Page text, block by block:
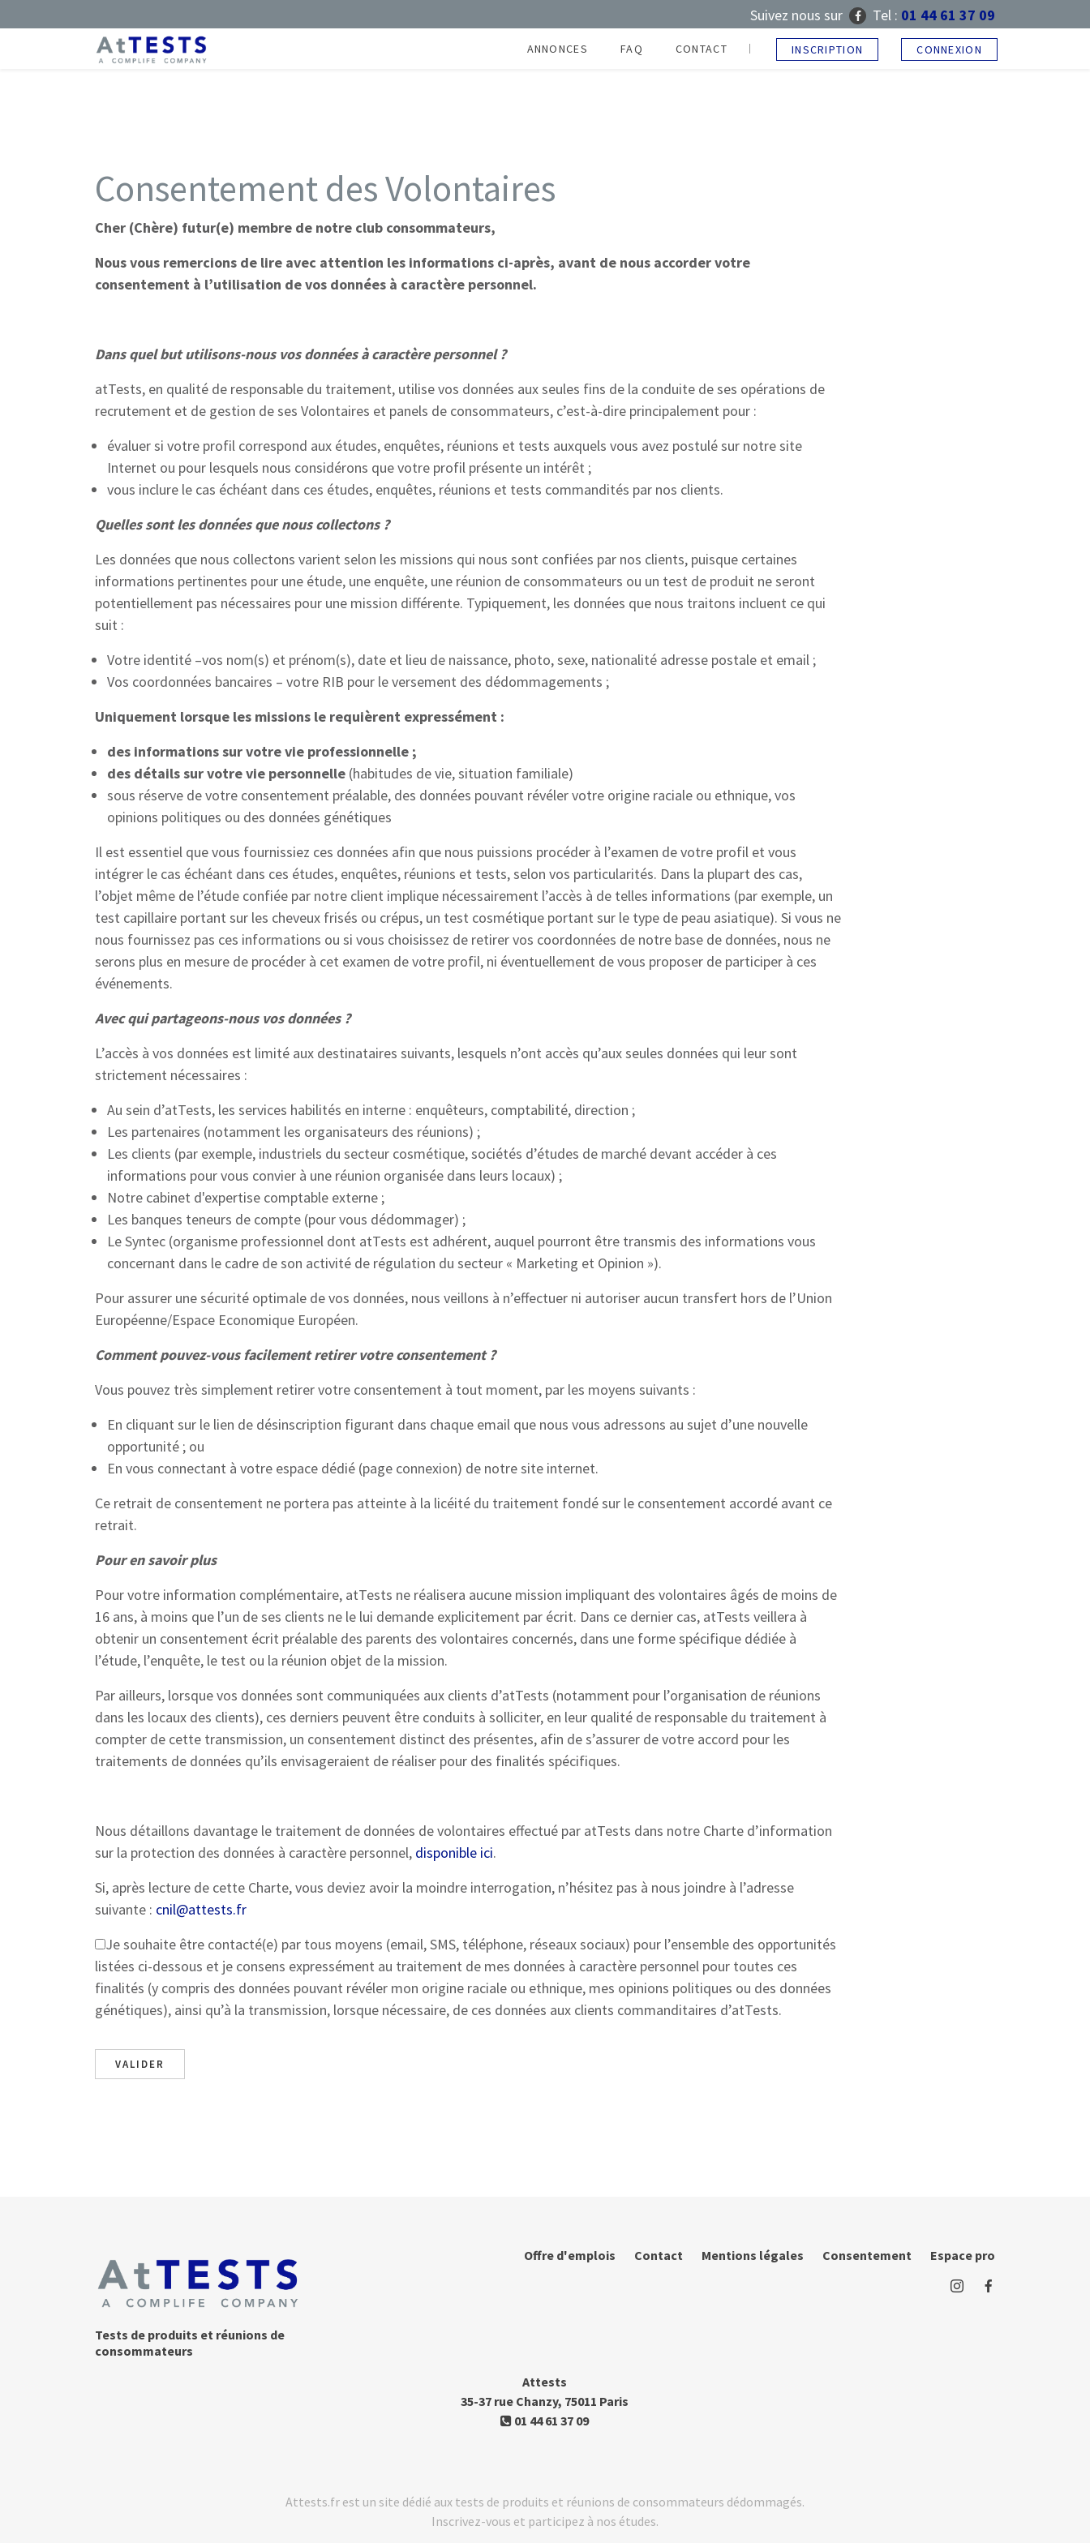
Suivez nous sur Tel : 01 44 61 37 09
INSCRIPTION CONNEXION
ANNONCES FAQ CONTACT
Consentement des Volontaires
Cher (Chère) futur(e) membre de notre club consommateurs,
Nous vous remercions de lire avec attention les informations ci-après, avant de nous accorder votre
consentement à l’utilisation de vos données à caractère personnel.
Dans quel but utilisons-nous vos données à caractère personnel ?
atTests, en qualité de responsable du traitement, utilise vos données aux seules fins de la conduite de ses opérations de
recrutement et de gestion de ses Volontaires et panels de consommateurs, c’est-à-dire principalement pour :
évaluer si votre profil correspond aux études, enquêtes, réunions et tests auxquels vous avez postulé sur notre site
Internet ou pour lesquels nous considérons que votre profil présente un intérêt ;
vous inclure le cas échéant dans ces études, enquêtes, réunions et tests commandités par nos clients.
Quelles sont les données que nous collectons ?
Les données que nous collectons varient selon les missions qui nous sont confiées par nos clients, puisque certaines
informations pertinentes pour une étude, une enquête, une réunion de consommateurs ou un test de produit ne seront
potentiellement pas nécessaires pour une mission différente. Typiquement, les données que nous traitons incluent ce qui
suit :
Votre identité –vos nom(s) et prénom(s), date et lieu de naissance, photo, sexe, nationalité adresse postale et email ;
Vos coordonnées bancaires – votre RIB pour le versement des dédommagements ;
Uniquement lorsque les missions le requièrent expressément :
des informations sur votre vie professionnelle ;
des détails sur votre vie personnelle (habitudes de vie, situation familiale)
sous réserve de votre consentement préalable, des données pouvant révéler votre origine raciale ou ethnique, vos
opinions politiques ou des données génétiques
Il est essentiel que vous fournissiez ces données afin que nous puissions procéder à l’examen de votre profil et vous
intégrer le cas échéant dans ces études, enquêtes, réunions et tests, selon vos particularités. Dans la plupart des cas,
l’objet même de l’étude confiée par notre client implique nécessairement l’accès à de telles informations (par exemple, un
test capillaire portant sur les cheveux frisés ou crépus, un test cosmétique portant sur le type de peau asiatique). Si vous ne
nous fournissez pas ces informations ou si vous choisissez de retirer vos coordonnées de notre base de données, nous ne
serons plus en mesure de procéder à cet examen de votre profil, ni éventuellement de vous proposer de participer à ces
événements.
Avec qui partageons-nous vos données ?
L’accès à vos données est limité aux destinataires suivants, lesquels n’ont accès qu’aux seules données qui leur sont
strictement nécessaires :
Au sein d’atTests, les services habilités en interne : enquêteurs, comptabilité, direction ;
Les partenaires (notamment les organisateurs des réunions) ;
Les clients (par exemple, industriels du secteur cosmétique, sociétés d’études de marché devant accéder à ces
informations pour vous convier à une réunion organisée dans leurs locaux) ;
Notre cabinet d'expertise comptable externe ;
Les banques teneurs de compte (pour vous dédommager) ;
Le Syntec (organisme professionnel dont atTests est adhérent, auquel pourront être transmis des informations vous
concernant dans le cadre de son activité de régulation du secteur « Marketing et Opinion »).
Pour assurer une sécurité optimale de vos données, nous veillons à n’effectuer ni autoriser aucun transfert hors de l’Union
Européenne/Espace Economique Européen.
Comment pouvez-vous facilement retirer votre consentement ?
Vous pouvez très simplement retirer votre consentement à tout moment, par les moyens suivants :
En cliquant sur le lien de désinscription figurant dans chaque email que nous vous adressons au sujet d’une nouvelle
opportunité ; ou
En vous connectant à votre espace dédié (page connexion) de notre site internet.
Ce retrait de consentement ne portera pas atteinte à la licéité du traitement fondé sur le consentement accordé avant ce
retrait.
Pour en savoir plus
Pour votre information complémentaire, atTests ne réalisera aucune mission impliquant des volontaires âgés de moins de
16 ans, à moins que l’un de ses clients ne le lui demande explicitement par écrit. Dans ce dernier cas, atTests veillera à
obtenir un consentement écrit préalable des parents des volontaires concernés, dans une forme spécifique dédiée à
l’étude, l’enquête, le test ou la réunion objet de la mission.
Par ailleurs, lorsque vos données sont communiquées aux clients d’atTests (notamment pour l’organisation de réunions
dans les locaux des clients), ces derniers peuvent être conduits à solliciter, en leur qualité de responsable du traitement à
compter de cette transmission, un consentement distinct des présentes, afin de s’assurer de votre accord pour les
traitements de données qu’ils envisageraient de réaliser pour des finalités spécifiques.
Nous détaillons davantage le traitement de données de volontaires effectué par atTests dans notre Charte d’information
sur la protection des données à caractère personnel, disponible ici.
Si, après lecture de cette Charte, vous deviez avoir la moindre interrogation, n’hésitez pas à nous joindre à l’adresse
suivante : cnil@attests.fr
Je souhaite être contacté(e) par tous moyens (email, SMS, téléphone, réseaux sociaux) pour l’ensemble des opportunités
listées ci-dessous et je consens expressément au traitement de mes données à caractère personnel pour toutes ces
finalités (y compris des données pouvant révéler mon origine raciale ou ethnique, mes opinions politiques ou des données
génétiques), ainsi qu’à la transmission, lorsque nécessaire, de ces données aux clients commanditaires d’atTests.
Tests de produits et réunions de
consommateurs
Offre d'emplois Contact Mentions légales Consentement Espace pro
Attests
35-37 rue Chanzy, 75011 Paris
01 44 61 37 09
Attests.fr est un site dédié aux tests de produits et réunions de consommateurs dédommagés.
Inscrivez-vous et participez à nos études.